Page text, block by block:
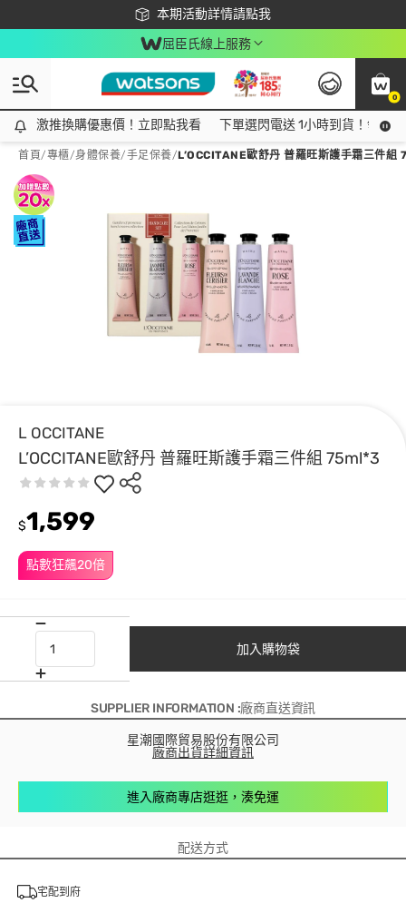
本期活動詳情請點我
下載app最高回饋$350
屈臣氏線上服務
0
激推換購優惠價！立即點我看
激推換購優惠價！立即點我看 下單選閃電送 1小時到貨！領神
首頁/專櫃/身體保養/手足保養/L’OCCITANE歐舒丹 普羅旺斯護手霜三件組
L OCCITANE
L’OCCITANE歐舒丹 普羅旺斯護手霜三件組 75ml*3
點數狂飆20倍
$1,599
加入購物袋
SUPPLIER INFORMATION :廠商直送資訊
星潮國際貿易股份有限公司
廠商出貨詳細資訊
進入廠商專店逛逛，湊免運
配送方式
宅配到府